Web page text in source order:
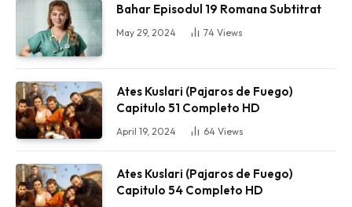
Bahar Episodul 19 Romana Subtitrat
May 29, 2024 74 Views
Ates Kuslari (Pajaros de Fuego)
Capitulo 51 Completo HD
April 19, 2024 64 Views
Ates Kuslari (Pajaros de Fuego)
Capitulo 54 Completo HD